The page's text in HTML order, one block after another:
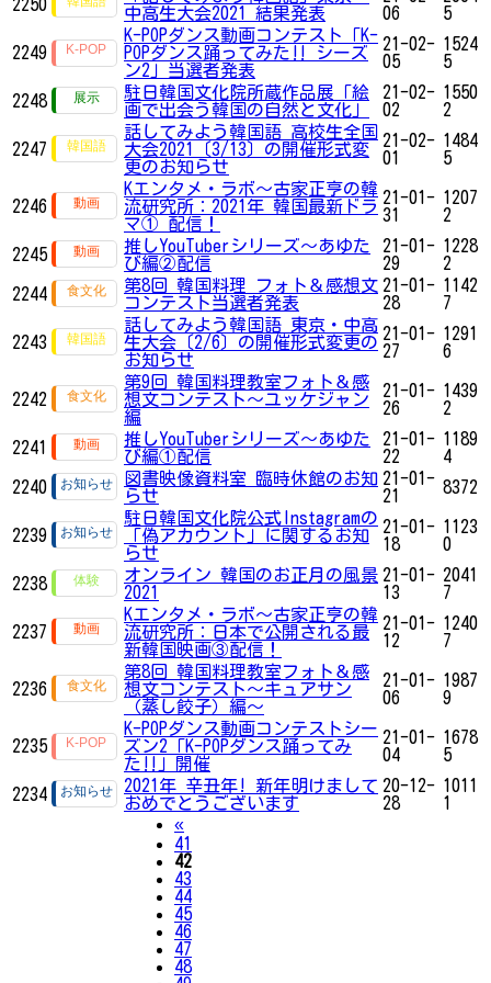
2250
中高生大会2021 結果発表
06
5
2249
K-POPダンス動画コンテスト「K-
POPダンス踊ってみた‼ シーズ
ン2」​​​​​​当選者発表
21-02-
05
1524
5
2248
駐日韓国文化院所蔵作品展「絵
画で出会う韓国の自然と文化」
21-02-
02
1550
2
2247
話してみよう韓国語 高校生全国
大会2021〔3/13〕の開催形式変
更のお知らせ
21-02-
01
1484
5
2246
Kエンタメ・ラボ～古家正亨の韓
流研究所：2021年 韓国最新ドラ
マ① 配信！
21-01-
31
1207
2
2245
推しYouTuberシリーズ〜あゆた
び編②配信
21-01-
29
1228
2
2244
第8回 韓国料理 フォト＆感想文
コンテスト当選者発表
21-01-
28
1142
7
2243
話してみよう韓国語 東京・中高
生大会〔2/6〕の開催形式変更の
お知らせ
21-01-
27
1291
6
2242
第9回 韓国料理教室フォト＆感
想文コンテスト～ユッケジャン
編
21-01-
26
1439
2
2241
推しYouTuberシリーズ〜あゆた
び編①配信
21-01-
22
1189
4
2240
図書映像資料室 臨時休館のお知
らせ
21-01-
21
8372
2239
駐日韓国文化院公式Instagramの
「偽アカウント」に関するお知
らせ
21-01-
18
1123
0
2238
オンライン 韓国のお正月の風景
2021
21-01-
13
2041
7
2237
Kエンタメ・ラボ～古家正亨の韓
流研究所：日本で公開される最
新韓国映画③配信！
21-01-
12
1240
7
2236
第8回 韓国料理教室フォト＆感
想文コンテスト～キュアサン
（蒸し餃子）編～
21-01-
06
1987
9
2235
K-POPダンス動画コンテストシー
ズン2「K-POPダンス踊ってみ
た‼」開催
21-01-
04
1678
5
2234
2021年 辛丑年! 新年明けまして
おめでとうございます
20-12-
28
1011
1
«Previous
41
42
43
44
45
46
47
48